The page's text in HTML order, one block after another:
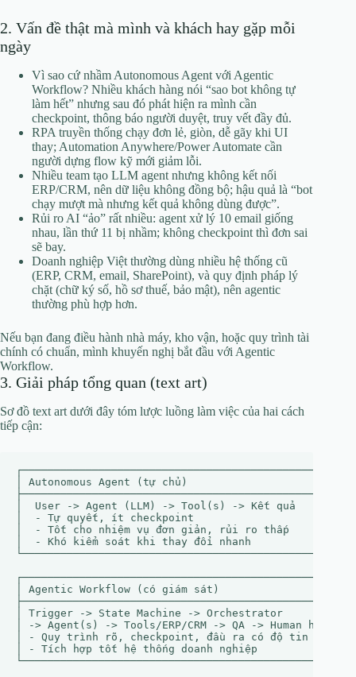
2. Vấn đề thật mà mình và khách hay gặp mỗi
ngày
Vì sao cứ nhầm Autonomous Agent với Agentic
Workflow? Nhiều khách hàng nói “sao bot không tự
làm hết” nhưng sau đó phát hiện ra mình cần
checkpoint, thông báo người duyệt, truy vết đầy đủ.
RPA truyền thống chạy đơn lẻ, giòn, dễ gãy khi UI
thay; Automation Anywhere/Power Automate cần
người dựng flow kỹ mới giảm lỗi.
Nhiều team tạo LLM agent nhưng không kết nối
ERP/CRM, nên dữ liệu không đồng bộ; hậu quả là “bot
chạy mượt mà nhưng kết quả không dùng được”.
Rủi ro AI “ảo” rất nhiều: agent xử lý 10 email giống
nhau, lần thứ 11 bị nhầm; không checkpoint thì đơn sai
sẽ bay.
Doanh nghiệp Việt thường dùng nhiều hệ thống cũ
(ERP, CRM, email, SharePoint), và quy định pháp lý
chặt (chữ ký số, hồ sơ thuế, bảo mật), nên agentic
thường phù hợp hơn.
Nếu bạn đang điều hành nhà máy, kho vận, hoặc quy trình tài
chính có chuẩn, mình khuyến nghị bắt đầu với Agentic
Workflow.
3. Giải pháp tổng quan (text art)
Sơ đồ text art dưới đây tóm lược luồng làm việc của hai cách
tiếp cận:
│ Autonomous Agent (tự chủ)
│  User -> Agent (LLM) -> Tool(s) -> Kết quả
│  - Tự quyết, ít checkpoint
│  - Tốt cho nhiệm vụ đơn giản, rủi ro thấp
│  - Khó kiểm soát khi thay đổi nhanh
│ Agentic Workflow (có giám sát)
│ Trigger -> State Machine -> Orchestrator
│ -> Agent(s) -> Tools/ERP/CRM -> QA -> Human
│ - Quy trình rõ, checkpoint, đầu ra có độ tin
│ - Tích hợp tốt hệ thống doanh nghiệp